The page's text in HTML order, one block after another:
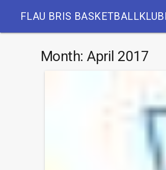
FLAU BRIS
Month: April 2017